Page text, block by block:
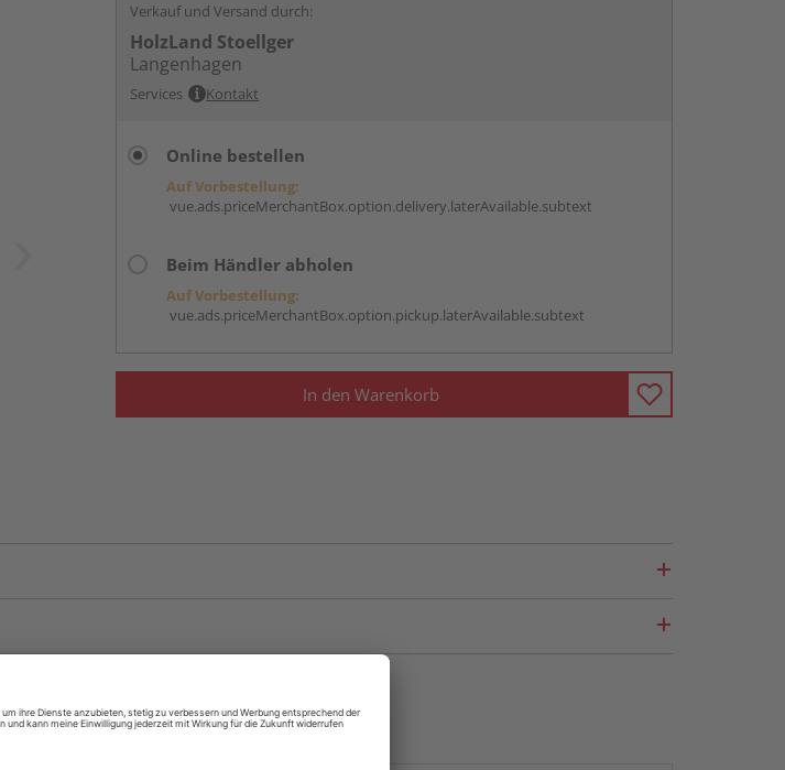
Verkauf und Versand durch:
HolzLand Stoellger
Langenhagen
Services Kontakt
Online bestellen
Auf Vorbestellung:
vue.ads.priceMerchantBox.option.delivery.laterAvailable.subtext
Beim Händler abholen
Auf Vorbestellung:
vue.ads.priceMerchantBox.option.pickup.laterAvailable.subtext
In den Warenkorb